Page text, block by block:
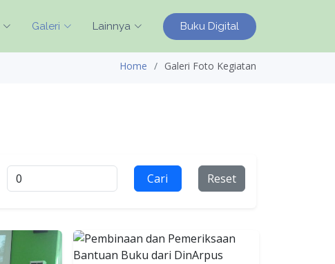
Galeri Lainnya Buku Digital
Home Galeri Foto Kegiatan
Cari Reset